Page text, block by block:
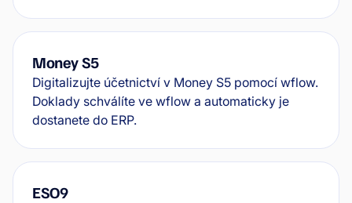
Money S5
Digitalizujte účetnictví v Money S5 pomocí wflow.
Doklady schválíte ve wflow a automaticky je
dostanete do ERP.
ESO9